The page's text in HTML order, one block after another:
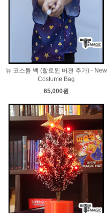
뉴 코스튬 백 (할로윈 버젼 추가) - New
Costume Bag
65,000원